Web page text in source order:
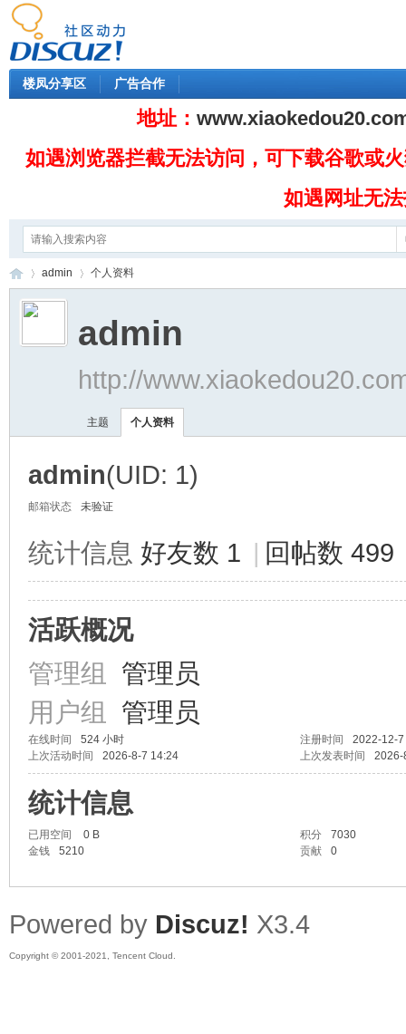
楼凤分享区 广告合作
地址：
如遇浏览器拦截无法访问，可下载谷歌或
如遇网址无
›
admin 个人资料
admin
http://
主题 个人资料
admin(UID: 1)
邮箱状态 未验证
统计信息 好友数 1 | 回帖数 499
活跃概况
管理组 管理员
用户组 管理员
在线时间 524 小时 注册时间
2022-12-
上次活动时间
2026-8-7 14:24 上次发表时间 2026-
统计信息
已用空间 0 B 积分
7030
金钱
5210 贡献 0
Powered by Discuz! X3.4
Copyright © 2001-2021, Tencent Cloud.